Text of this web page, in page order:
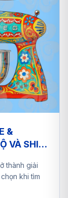
&
VÀ SHIP
thành giải
khi tìm